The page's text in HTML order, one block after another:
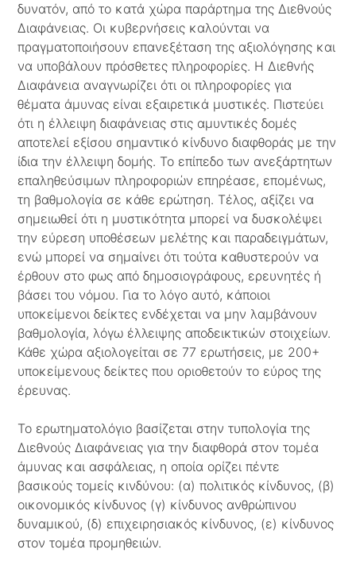
δυνατόν, από το κατά χώρα παράρτημα της Διεθνούς
Διαφάνειας. Οι κυβερνήσεις καλούνται να
πραγματοποιήσουν επανεξέταση της αξιολόγησης και
να υποβάλουν πρόσθετες πληροφορίες. Η Διεθνής
Διαφάνεια αναγνωρίζει ότι οι πληροφορίες για
θέματα άμυνας είναι εξαιρετικά μυστικές. Πιστεύει
ότι η έλλειψη διαφάνειας στις αμυντικές δομές
αποτελεί εξίσου σημαντικό κίνδυνο διαφθοράς με την
ίδια την έλλειψη δομής. Το επίπεδο των ανεξάρτητων
επαληθεύσιμων πληροφοριών επηρέασε, επομένως,
τη βαθμολογία σε κάθε ερώτηση. Τέλος, αξίζει να
σημειωθεί ότι η μυστικότητα μπορεί να δυσκολέψει
την εύρεση υποθέσεων μελέτης και παραδειγμάτων,
ενώ μπορεί να σημαίνει ότι τούτα καθυστερούν να
έρθουν στο φως από δημοσιογράφους, ερευνητές ή
βάσει του νόμου. Για το λόγο αυτό, κάποιοι
υποκείμενοι δείκτες ενδέχεται να μην λαμβάνουν
βαθμολογία, λόγω έλλειψης αποδεικτικών στοιχείων.
Κάθε χώρα αξιολογείται σε 77 ερωτήσεις, με 200+
υποκείμενους δείκτες που οριοθετούν το εύρος της
έρευνας.
Το ερωτηματολόγιο βασίζεται στην τυπολογία της
Διεθνούς Διαφάνειας για την διαφθορά στον τομέα
άμυνας και ασφάλειας, η οποία ορίζει πέντε
βασικούς τομείς κινδύνου: (α) πολιτικός κίνδυνος, (β)
οικονομικός κίνδυνος (γ) κίνδυνος ανθρώπινου
δυναμικού, (δ) επιχειρησιακός κίνδυνος, (ε) κίνδυνος
στον τομέα προμηθειών.